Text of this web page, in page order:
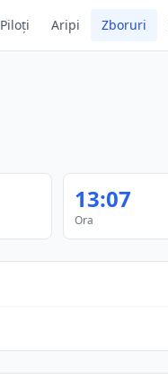
Piloți Aripi Zboruri
13:07
Ora